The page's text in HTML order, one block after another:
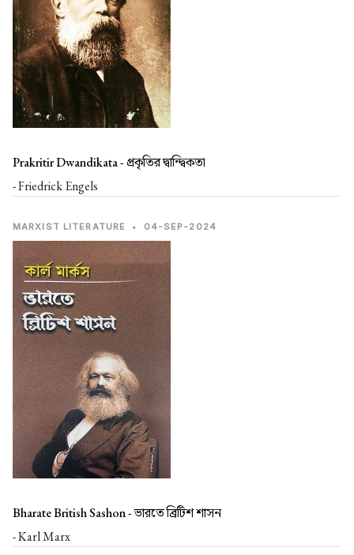
Prakritir Dwandikata -প্রকৃতির দ্বান্দ্বিকতা
- Friedrick Engels
MARXIST LITERATURE • 04-SEP-2024
Bharate British Sashon -ভারতে ব্রিটিশ শাসন
- Karl Marx